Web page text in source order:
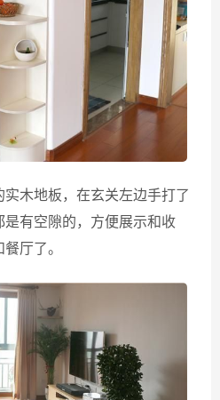
实木地板，在玄关左边手打了
有空隙的，方便展示和收
厅了。